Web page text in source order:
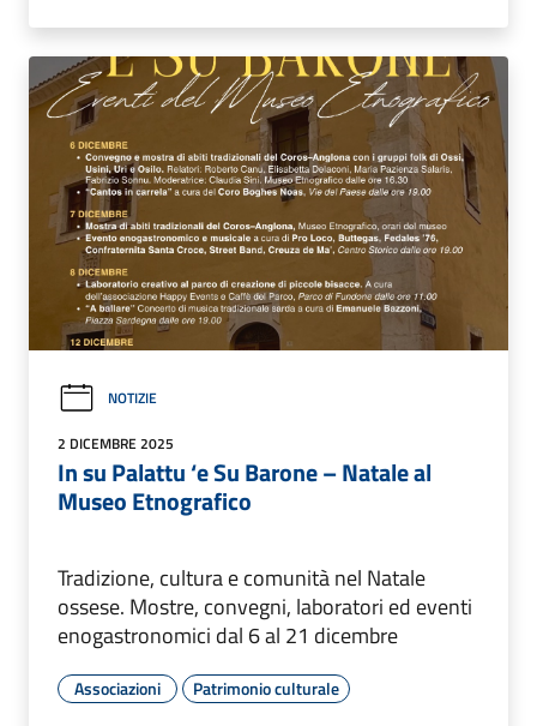
NOTIZIE
2 DICEMBRE 2025
In su Palattu ‘e Su Barone – Natale al
Museo Etnografico
Tradizione, cultura e comunità nel Natale
ossese. Mostre, convegni, laboratori ed eventi
enogastronomici dal 6 al 21 dicembre
Associazioni Patrimonio culturale